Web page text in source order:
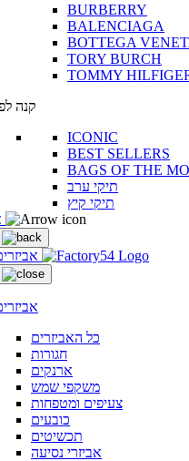
BURBERRY
BALENCIAGA
BOTTEGA
TORY BURCH
TOMMY
קנה
ICONIC
BEST SELLERS
BAGS OF THE
תיקי ערב
תיקי קיץ
כל האביזרים
חגורות
ארנקים
משקפי שמש
צעיפים ומטפחות
כובעים
תכשיטים
אביזרי נסיעה